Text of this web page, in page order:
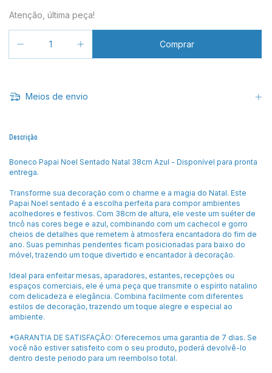
Atenção, última peça!
Meios de envio
Descrição
Boneco Papai Noel Sentado Natal 38cm Azul - Disponível para pronta
entrega.
Transforme sua decoração com o charme e a magia do Natal. Este
Papai Noel sentado é a escolha perfeita para compor ambientes
acolhedores e festivos. Com 38cm de altura, ele veste um suéter de
tricô nas cores bege e azul, combinando com um cachecol e gorro
cheios de detalhes que remetem à atmosfera encantadora do fim de
ano. Suas perninhas pendentes ficam posicionadas para baixo do
móvel, trazendo um toque divertido e encantador à decoração.
Ideal para enfeitar mesas, aparadores, estantes, recepções ou
espaços comerciais, ele é uma peça que transmite o espírito natalino
com delicadeza e elegância. Combina facilmente com diferentes
estilos de decoração, trazendo um toque alegre e especial ao
ambiente.
*GARANTIA DE SATISFAÇÃO: Oferecemos uma garantia de 7 dias. Se
você não estiver satisfeito com o seu produto, poderá devolvê-lo
dentro deste periodo para um reembolso total.